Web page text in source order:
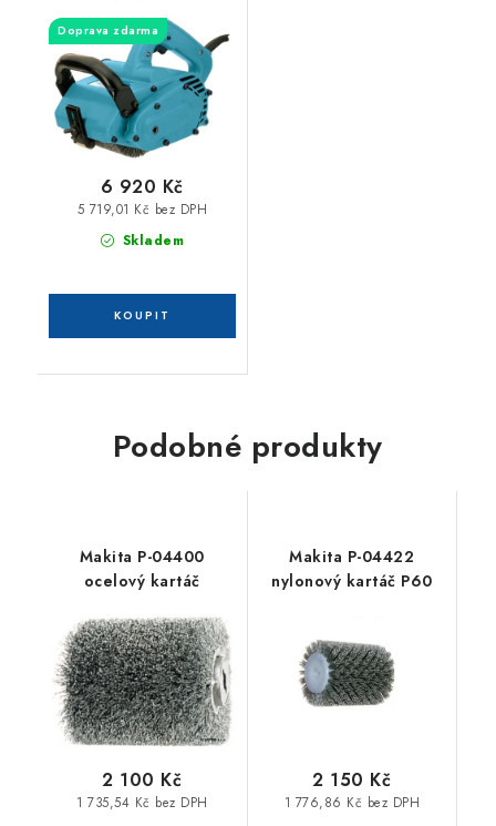
Doprava zdarma
Skladem
5 719,01 Kč bez DPH
6 920 Kč
Podobné produkty
Makita P-04400
ocelový kartáč
1 735,54 Kč bez DPH
2 100 Kč
Makita P-04422
nylonový kartáč P60
1 776,86 Kč bez DPH
2 150 Kč